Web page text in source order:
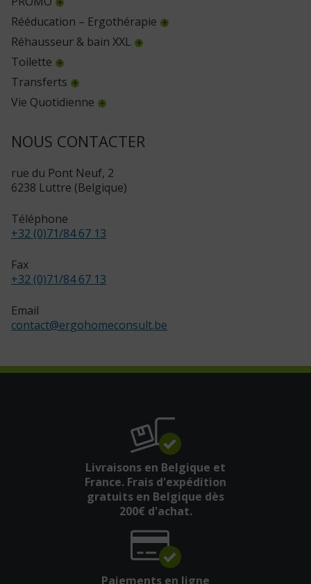
Rééducation – Ergothérapie
Réhausseur & bain XXL
Toilette
Transferts
Vie Quotidienne
NOUS CONTACTER
rue du Pont Neuf, 2
6238 Luttre (Belgique)
Téléphone
+32 (0)71/84 67 13
Fax
+32 (0)71/84 67 13
Email
contact@ergohomeconsult.be
Livraisons en Belgique et
France. Frais d'expédition
gratuits en Belgique dès
200€ d'achat.
Paiements en ligne